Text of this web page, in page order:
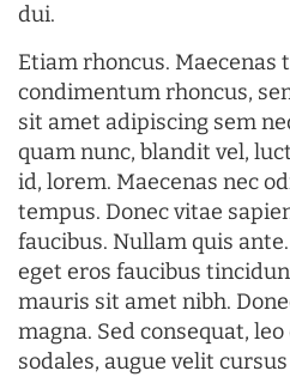
dui.
Etiam rhoncus. Maecenas
condimentum rhoncus,
sit amet adipiscing sem
quam nunc, blandit vel,
id, lorem. Maecenas nec
tempus. Donec vitae
faucibus. Nullam quis
eget eros faucibus
mauris sit amet nibh.
magna. Sed consequat,
sodales, augue velit